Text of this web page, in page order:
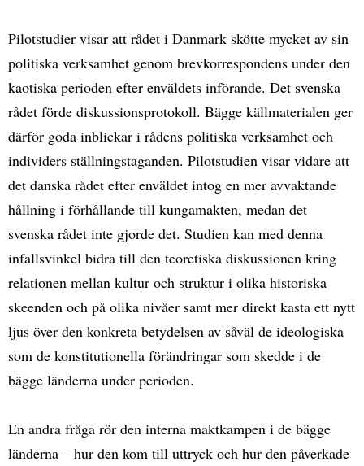
Pilotstudier visar att rådet i Danmark skötte mycket av sin
politiska verksamhet genom brevkorrespondens under den
kaotiska perioden efter enväldets införande. Det svenska
rådet förde diskussionsprotokoll. Bägge källmaterialen ger
därför goda inblickar i rådens politiska verksamhet och
individers ställningstaganden. Pilotstudien visar vidare att
det danska rådet efter enväldet intog en mer avvaktande
hållning i förhållande till kungamakten, medan det
svenska rådet inte gjorde det. Studien kan med denna
infallsvinkel bidra till den teoretiska diskussionen kring
relationen mellan kultur och struktur i olika historiska
skeenden och på olika nivåer samt mer direkt kasta ett nytt
ljus över den konkreta betydelsen av såväl de ideologiska
som de konstitutionella förändringar som skedde i de
bägge länderna under perioden.
En andra fråga rör den interna maktkampen i de bägge
länderna – hur den kom till uttryck och hur den påverkade